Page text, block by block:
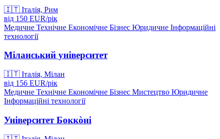
🇮🇹 Італія, Рим
від 150 EUR/рік
Медичне Технічне Економічне Бізнес Юридичне Інформаційні
технології
Міланський університет
🇮🇹 Італія, Мілан
від 156 EUR/рік
Медичне Технічне Економічне Бізнес Мистецтво Юридичне
Інформаційні технології
Університет Боккòні